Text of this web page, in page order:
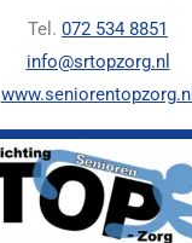
Tel. 072 534 8851
info@srtopzorg.nl
www.seniorentopzorg.nl